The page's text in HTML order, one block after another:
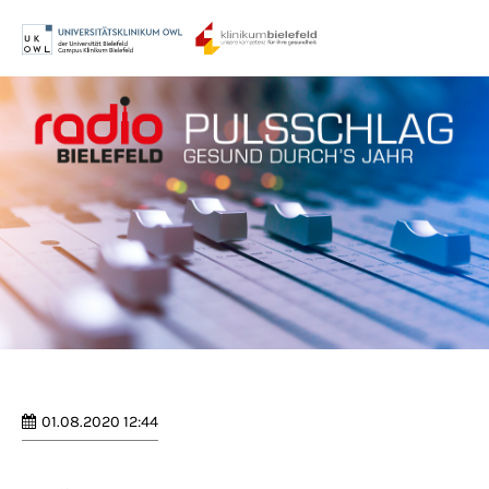
Login
Benutzername
Passwort
Anmelden
01.08.2020 12:44